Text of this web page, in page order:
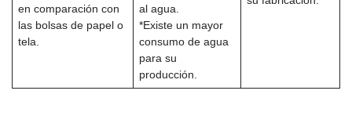
en comparación con
las bolsas de papel o
tela.
al agua.
*Existe un mayor
consumo de agua
para su
producción.